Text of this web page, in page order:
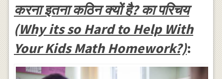
करना इतना कठिन क्यों है? का परिचय
(Why its so Hard to Help With
Your Kids Math Homework?):